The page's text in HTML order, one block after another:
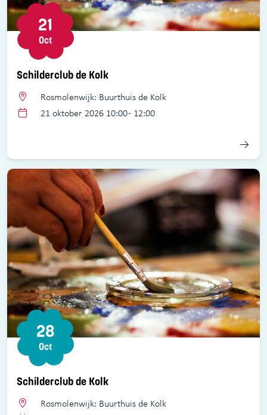
Schilderclub de Kolk
21
Oct
Rosmolenwijk: Buurthuis de Kolk
21 oktober 2026 10:00 - 12:00
Schilderclub de Kolk
28
Oct
Rosmolenwijk: Buurthuis de Kolk